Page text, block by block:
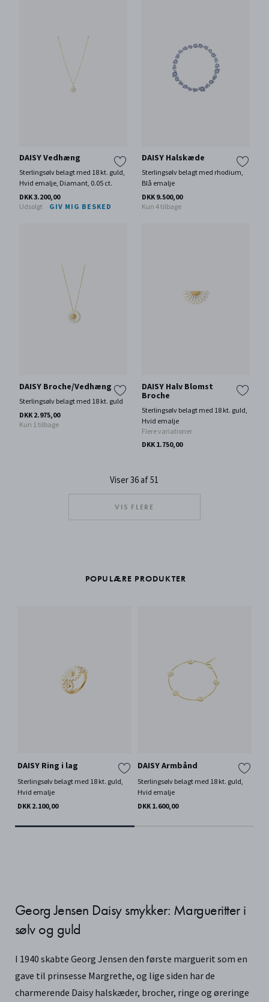
DAISY Vedhæng
Sterlingsølv belagt med 18 kt. guld,
Hvid emalje, Diamant, 0.05 ct.
DKK 3.200,00
Udsolgt
GIV MIG BESKED
DAISY Halskæde
Sterlingsølv belagt med rhodium,
Blå emalje
DKK 9.500,00
Kun 4 tilbage
DAISY Broche/Vedhæng
Sterlingsølv belagt med 18 kt. guld
DKK 2.975,00
Kun 1 tilbage
DAISY Halv Blomst
Broche
Sterlingsølv belagt med 18 kt. guld,
Hvid emalje
Flere variationer
DKK 1.750,00
Viser 36 af 51
VIS FLERE
POPULÆRE PRODUKTER
DAISY Ring i lag
Sterlingsølv belagt med 18 kt. guld,
Hvid emalje
DKK 2.100,00
DAISY Armbånd
Sterlingsølv belagt med 18 kt. guld,
Hvid emalje
DKK 1.600,00
Georg Jensen Daisy smykker: Margueritter i
sølv og guld
I 1940 skabte Georg Jensen den første marguerit som en
gave til prinsesse Margrethe, og lige siden har de
charmerende Daisy halskæder, brocher, ringe og øreringe